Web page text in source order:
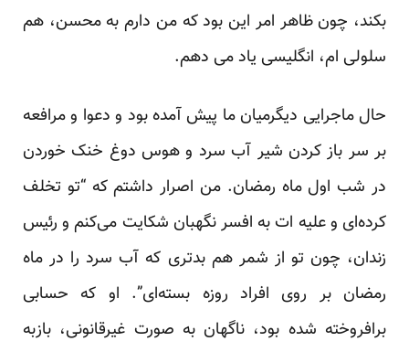
بکند، چون ظاهر امر این بود که من دارم به محسن، هم
سلولی ام، انگلیسی یاد می دهم.
حال ماجرایی دیگرمیان ما پیش آمده بود و دعوا و مرافعه
بر سر باز کردن شیر آب سرد و هوس دوغ خنک خوردن
در شب اول ماه رمضان. من اصرار داشتم که “تو تخلف
کرده‌ای و علیه ات به افسر نگهبان شکایت می‌کنم و رئیس
زندان، چون تو از شمر هم بدتری که آب سرد را در ماه
رمضان بر روی افراد روزه بسته‌ای”. او که حسابی
برافروخته شده بود، ناگهان به صورت غیرقانونی، بازبه